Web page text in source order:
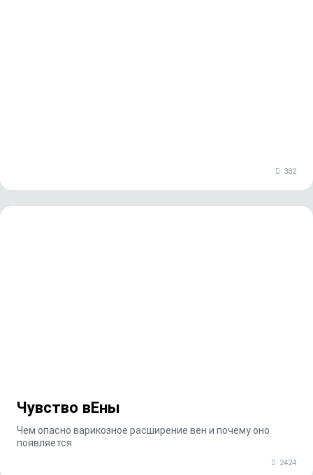
382
Чувство вЕны
Чем опасно варикозное расширение вен и почему оно
появляется
2424